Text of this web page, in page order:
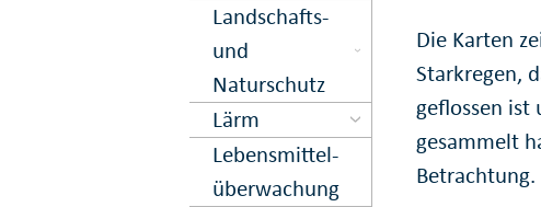
Landschafts-
und
Naturschutz
Lärm
Lebens­mittel­
über­wachung
Die Karten
Starkregen,
geflossen
gesammelt
Betrachtung.